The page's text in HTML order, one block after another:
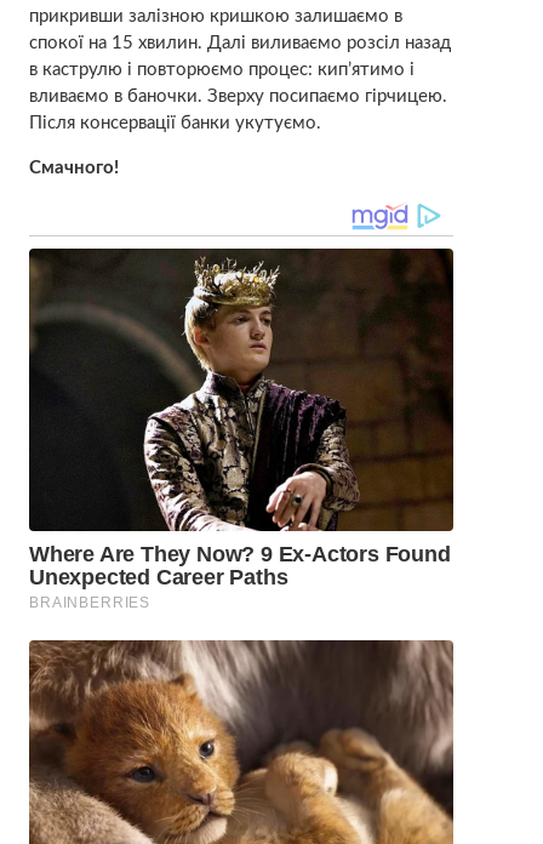
прикривши залізною кришкою залишаємо в
спокої на 15 хвилин. Далі виливаємо розсіл назад
в каструлю і повторюємо процес: кип’ятимо і
вливаємо в баночки. Зверху посипаємо гірчицею.
Після консервації банки укутуємо.
Смачного!